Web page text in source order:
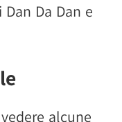
Da Dan e
alcune